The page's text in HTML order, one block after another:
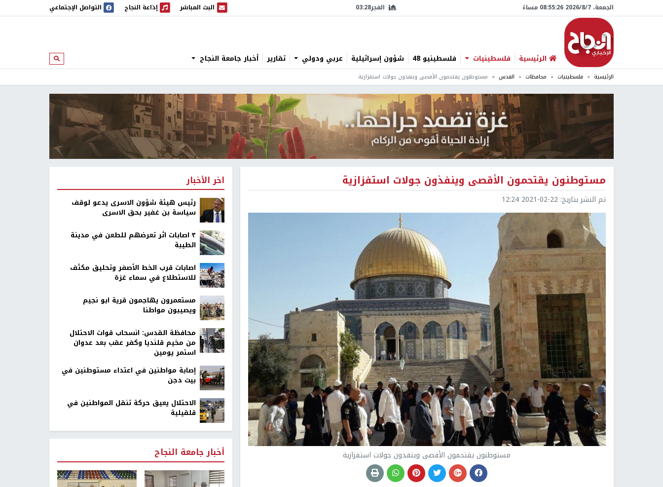
الجمعة، 7/‏8/‏2026 08:55:27 مساءً الفجر03:28 البث المباشر
البث المباشر إذاعة النجاح
إذاعة النجاح التواصل الإجتماعي
الرئيسية فلسطينيات فلسطينيو 48 شؤون إسرائيلية عربي ودولي تقارير أخبار جامعة النجاح ابحث
الرئيسية فلسطينيات محافظات القدس مستوطنون يقتحمون الأقصى وينفذون جولات استفزازية
مستوطنون يقتحمون الأقصى وينفذون جولات استفزازية
تم النشر بتاريخ: 2021-02-22 12:24
مستوطنون يقتحمون الأقصى وينفذون جولات استفزازية
اخر الأخبار
رئيس هيئة شؤون الاسرى يدعو لوقف
سياسة بن غفير بحق الاسرى
٣ اصابات اثر تعرضهم للطعن في مدينة
الطيبة
اصابات قرب الخط الأصفر وتحليق مكثف
للاستطلاع في سماء غزة
مستعمرون يهاجمون قرية ابو نجيم
ويصيبون مواطنا
محافظة القدس: انسحاب قوات الاحتلال
من مخيم قلنديا وكفر عقب بعد عدوان
استمر يومين
إصابة مواطنين في اعتداء مستوطنين في
بيت دجن
الاحتلال يعيق حركة تنقل المواطنين في
قلقيلية
أخبار جامعة النجاح